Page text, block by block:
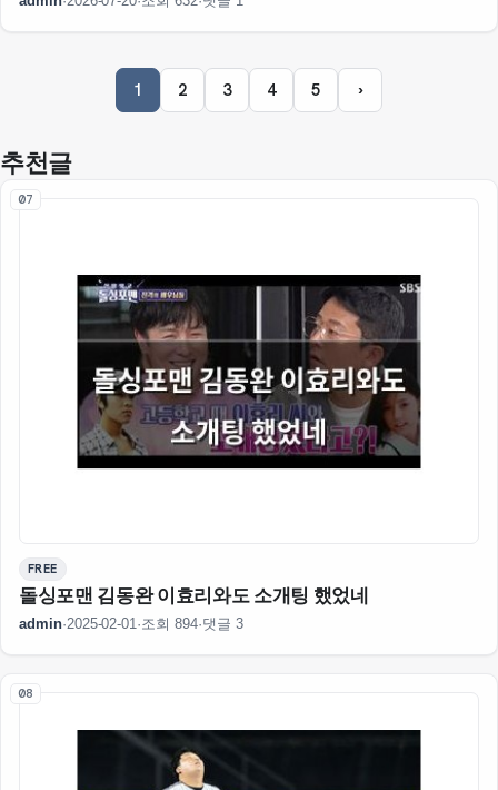
1 2 3 4 5 ›
추천글
07
FREE
돌싱포맨 김동완 이효리와도 소개팅 했었네
admin·2025-02-01·조회 894·댓글 3
08